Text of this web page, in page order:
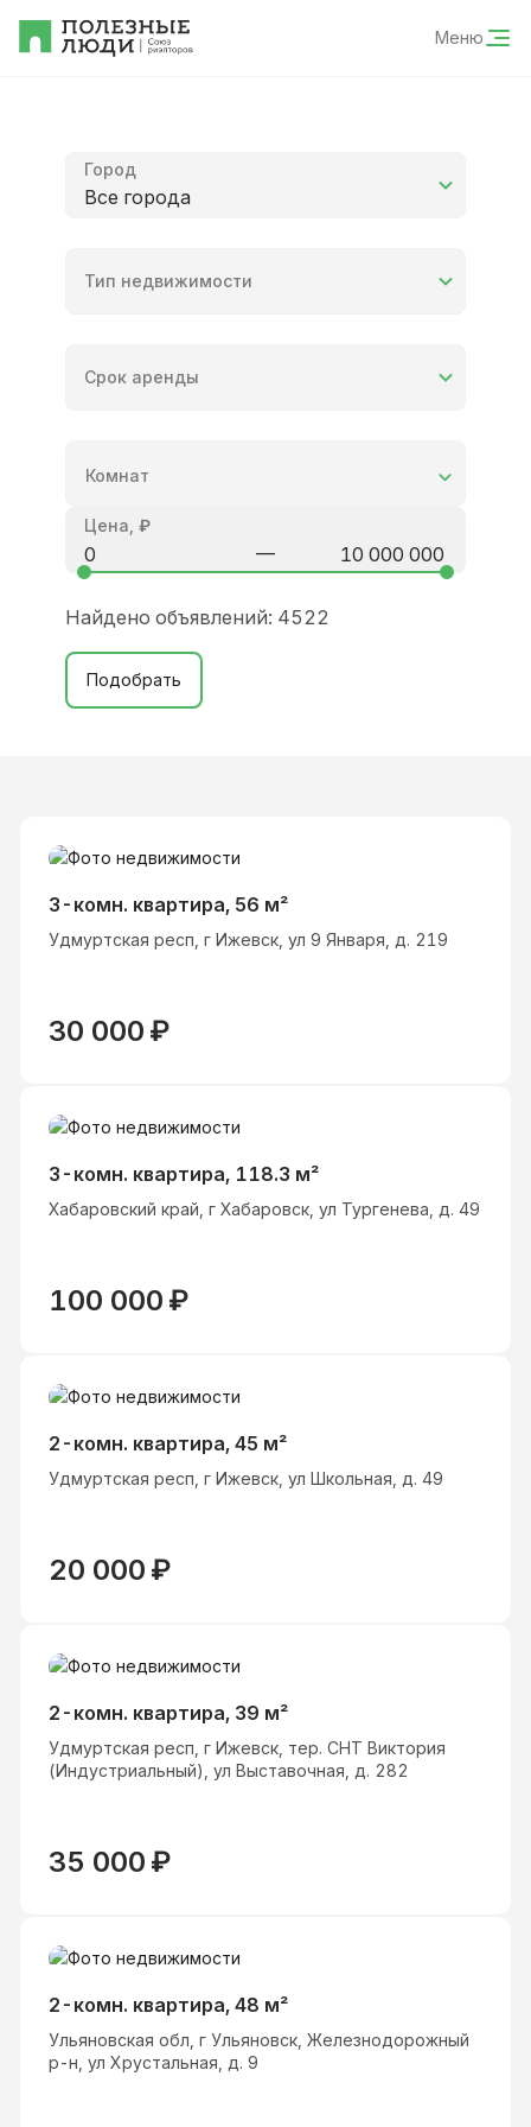
Меню
Все города
Город
Тип недвижимости
Срок аренды
Комнат
Цена ₽
—
Найдено объявлений: 4522
Подобрать
3-комн. квартира, 56 м²
Удмуртская респ, г Ижевск, ул 9 Января, д. 219
30 000 ₽
3-комн. квартира, 118.3 м²
Хабаровский край, г Хабаровск, ул Тургенева, д. 49
100 000 ₽
2-комн. квартира, 45 м²
Удмуртская респ, г Ижевск, ул Школьная, д. 49
20 000 ₽
2-комн. квартира, 39 м²
Удмуртская респ, г Ижевск, тер. СНТ Виктория
(Индустриальный), ул Выставочная, д. 282
35 000 ₽
2-комн. квартира, 48 м²
Ульяновская обл, г Ульяновск, Железнодорожный
р-н, ул Хрустальная, д. 9